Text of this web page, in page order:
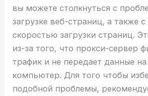
вы можете столкнуться с
загрузке веб-страниц, а также с
скоростью загрузки страниц.
из-за того, что прокси-сервер
трафик и не передает данные
компьютер. Для того чтобы
подобной проблемы,